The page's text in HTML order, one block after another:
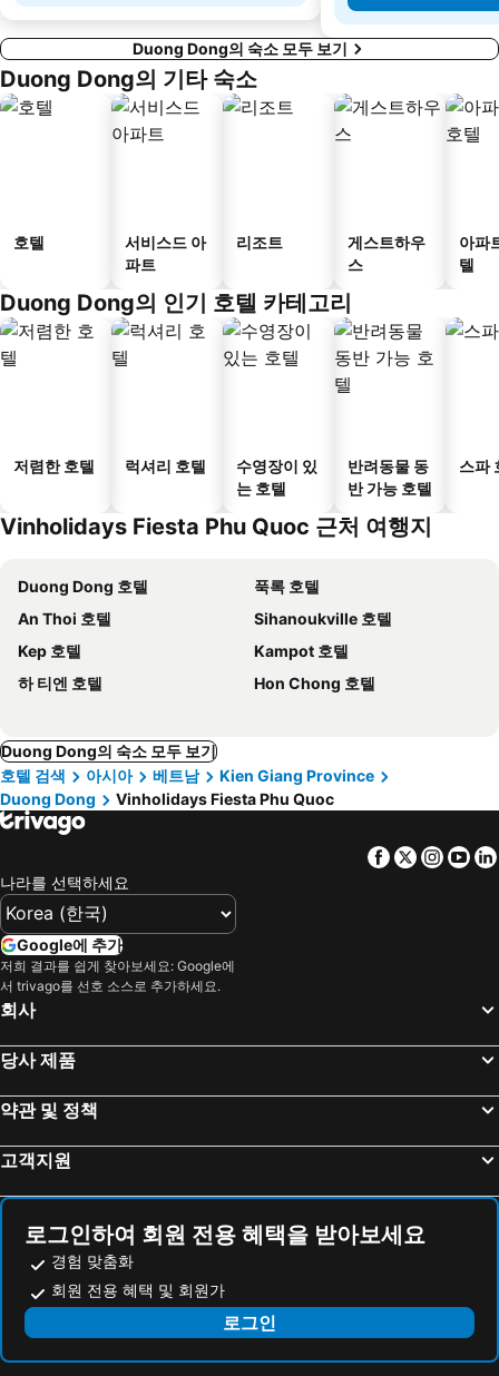
Duong Dong의 숙소 모두 보기
Duong Dong의 기타 숙소
호텔
서비스드 아
파트
리조트
게스트하우
스
아파
텔
Duong Dong의 인기 호텔 카테고리
저렴한 호텔 럭셔리 호텔
수영장이 있
는 호텔
반려동물 동
반 가능 호텔
스파
Vinholidays Fiesta Phu Quoc 근처 여행지
Duong Dong 호텔
푹록 호텔
An Thoi 호텔
Sihanoukville 호텔
Kep 호텔
Kampot 호텔
하 티엔 호텔
Hon Chong 호텔
Duong Dong의 숙소 모두 보기
호텔 검색
아시아 베트남
Kien Giang Province
Duong Dong
Vinholidays Fiesta Phu Quoc
Facebook
Twitter
나라를 선택하세요
Google에 추가
저희 결과를 쉽게 찾아보세요: Google에
서 trivago를 선호 소스로 추가하세요.
회사
당사 제품
약관 및 정책
고객지원
로그인하여 회원 전용 혜택을 받아보세요
경험 맞춤화
회원 전용 혜택 및 회원가
로그인